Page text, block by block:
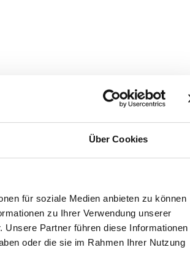
Über Cookies
für soziale Medien anbieten zu können
zu Ihrer Verwendung unserer
Partner führen diese Informationen
oder die sie im Rahmen Ihrer Nutzung